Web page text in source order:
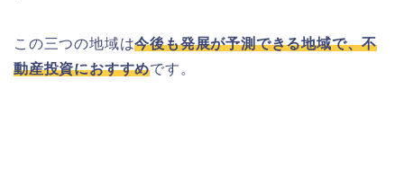
この三つの地域は今後も発展が予測できる地域で、不
動産投資におすすめです。